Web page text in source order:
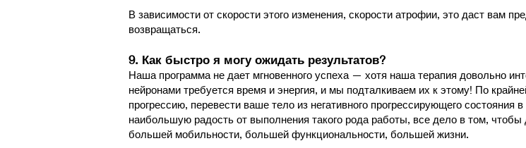
В зависимости от скорости этого изменения, скорости атрофии, это даст вам
возвращаться.
9. Как быстро я могу ожидать результатов?
Наша программа не дает мгновенного успеха — хотя наша терапия довольно
нейронами требуется время и энергия, и мы подталкиваем их к этому! По
прогрессию, перевести ваше тело из негативного прогрессирующего
наибольшую радость от выполнения такого рода работы, все дело в том, чтобы
большей мобильности, большей функциональности, большей жизни.